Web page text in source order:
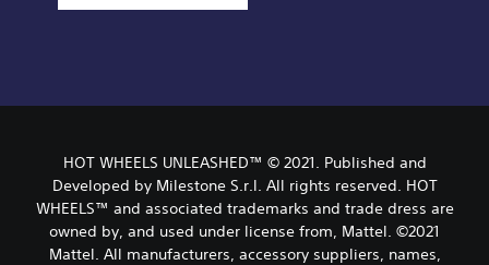
HOT WHEELS UNLEASHED™ © 2021. Published and
Developed by Milestone S.r.l. All rights reserved. HOT
WHEELS™ and associated trademarks and trade dress are
owned by, and used under license from, Mattel. ©2021
Mattel. All manufacturers, accessory suppliers, names,